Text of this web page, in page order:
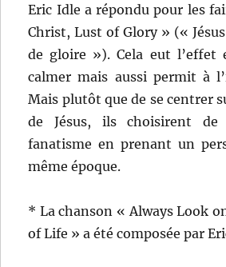
Eric Idle a répondu pour les
Christ, Lust of Glory » («
de gloire »). Cela eut l’effet
calmer mais aussi permit à
Mais plutôt que de se centrer
de Jésus, ils choisirent
fanatisme en prenant un
même époque.
* La chanson « Always Look
of Life » a été composée par